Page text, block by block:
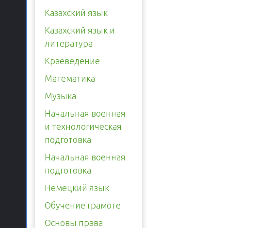
Казахский язык
Казахский язык и
литература
Краеведение
Математика
Музыка
Начальная военная
и технологическая
подготовка
Начальная военная
подготовка
Немецкий язык
Обучение грамоте
Основы права